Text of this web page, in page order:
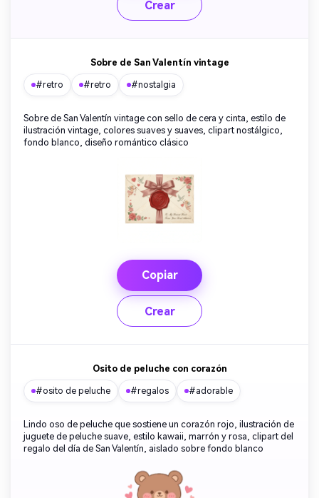
Crear
Sobre de San Valentín vintage
#retro #retro #nostalgia
Sobre de San Valentín vintage con sello de cera y cinta, estilo de
ilustración vintage, colores suaves y suaves, clipart nostálgico,
fondo blanco, diseño romántico clásico
Copiar
Crear
Osito de peluche con corazón
#osito de peluche #regalos #adorable
Lindo oso de peluche que sostiene un corazón rojo, ilustración de
juguete de peluche suave, estilo kawaii, marrón y rosa, clipart del
regalo del día de San Valentín, aislado sobre fondo blanco